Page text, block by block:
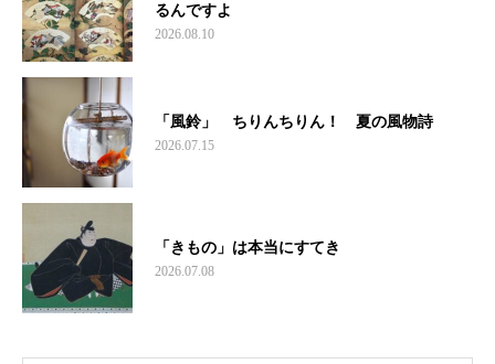
るんですよ
2026.08.10
「風鈴」 ちりんちりん！ 夏の風物詩
2026.07.15
「きもの」は本当にすてき
2026.07.08